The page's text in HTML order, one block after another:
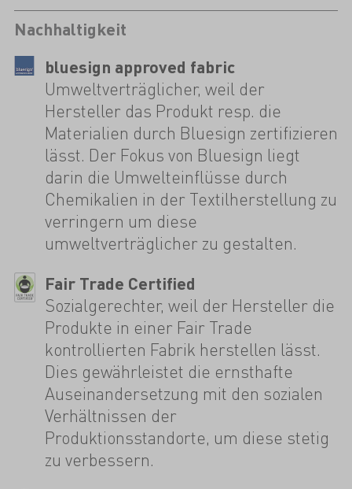
Nachhaltigkeit
bluesign approved fabric
Umweltverträglicher, weil der
Hersteller das Produkt resp. die
Materialien durch Bluesign zertifizieren
lässt. Der Fokus von Bluesign liegt
darin die Umwelteinflüsse durch
Chemikalien in der Textilherstellung zu
verringern um diese
umweltverträglicher zu gestalten.
Fair Trade Certified
Sozialgerechter, weil der Hersteller die
Produkte in einer Fair Trade
kontrollierten Fabrik herstellen lässt.
Dies gewährleistet die ernsthafte
Auseinandersetzung mit den sozialen
Verhältnissen der
Produktionsstandorte, um diese stetig
zu verbessern.